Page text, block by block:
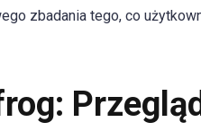
zbadania tego, co